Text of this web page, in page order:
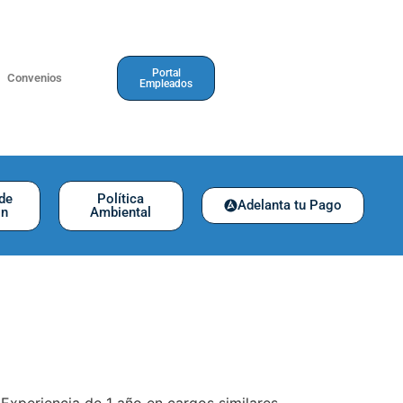
Convenios
Portal
Empleados
Política
Ambiental
Adelanta tu Pago